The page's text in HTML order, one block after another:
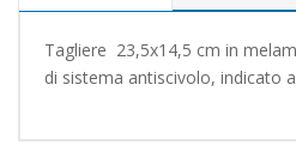
Tagliere 23,5x14,5 cm in
di sistema antiscivolo, indicato